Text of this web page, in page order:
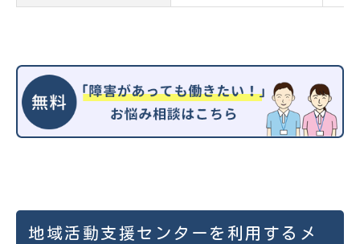
地域活動支援センターを利用するメ